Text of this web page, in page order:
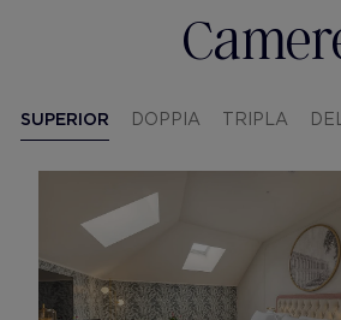
SUPERIOR DOPPIA TRIPLA